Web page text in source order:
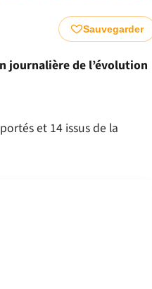
Sauvegarder
journalière de l’évolution
et 14 issus de la